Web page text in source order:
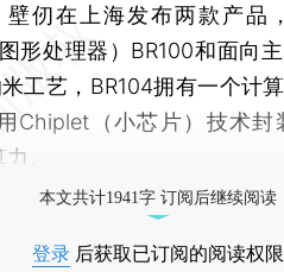
在上海发布两款产品
形处理器）BR100和面向主
工艺，BR104拥有一个计
Chiplet（小芯片）技术封
。
本文共计1941字 订阅后继续阅读
登录 后获取已订阅的阅读权限